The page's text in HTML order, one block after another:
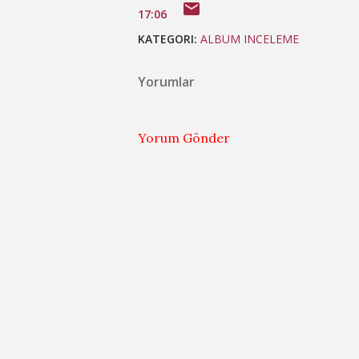
17:06
KATEGORI: ALBUM INCELEME
Yorumlar
Yorum Gönder